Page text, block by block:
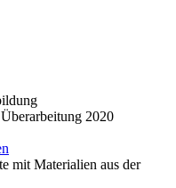
2020
mit Materialien aus der